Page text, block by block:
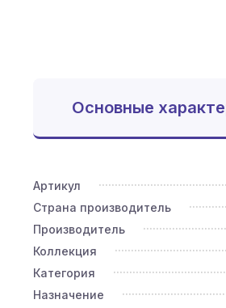
Основные
Артикул
Страна производитель
Производитель
Коллекция
Категория
Назначение